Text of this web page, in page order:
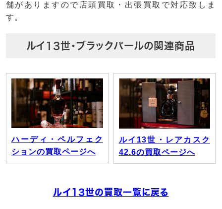
舗がありますので店頭買取・出張買取で対応致しま
す。
ルイ13世・ブラックパールの関連商品
ハーディ・ペルフェク
ションの買取ページへ
ルイ13世・レアカスク
42.6の買取ページへ
ルイ13世の買取一覧に戻る